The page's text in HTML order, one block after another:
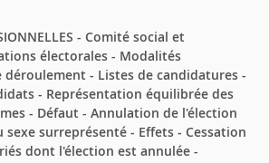
- Comité social et
électorales - Modalités
- Listes de candidatures -
- Représentation équilibrée des
- Défaut - Annulation de l'élection
sexe surreprésenté - Effets - Cessation
dont l'élection est annulée -